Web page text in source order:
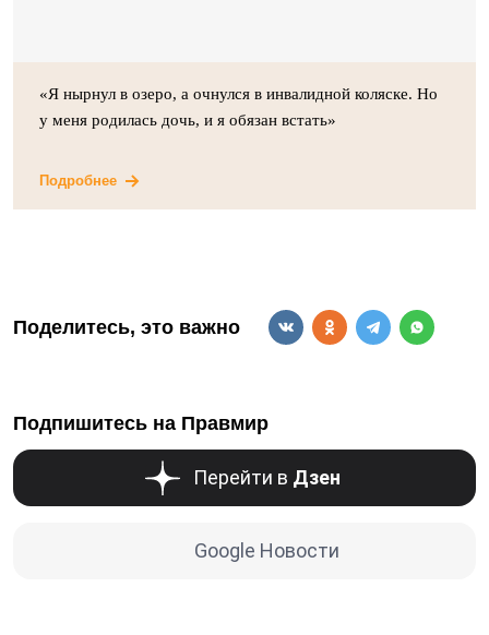
«Я нырнул в озеро, а очнулся в инвалидной коляске. Но
у меня родилась дочь, и я обязан встать»
Подробнее
Поделитесь, это важно
Подпишитесь на Правмир
Перейти в Дзен
Google Новости